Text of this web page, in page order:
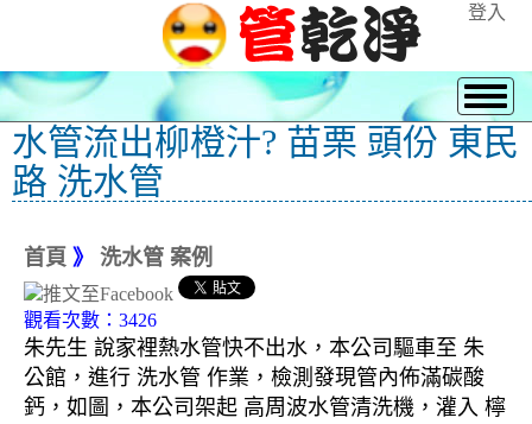
登入
水管流出柳橙汁? 苗栗 頭份 東民
路 洗水管
首頁 》 洗水管 案例
觀看次數：3426
朱先生 說家裡熱水管快不出水，本公司驅車至 朱
公館，進行 洗水管 作業，檢測發現管內佈滿碳酸
鈣，如圖，本公司架起 高周波水管清洗機，灌入 檸